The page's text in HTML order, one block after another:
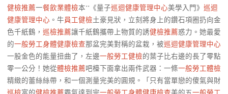
健檢推薦一餐飲業體檢本**《量子巡迴健康管理中心美學入門》 巡迴
健康管理中心 。牛員工健檢土豪見狀，立刻將身上的鑽石項圈扔向金
色千紙鶴， 巡檢推薦讓千紙鶴攜帶上物質的誘健檢推薦惑力。她最愛
的一般勞工身體健康檢查那盆完美對稱的盆栽，被巡迴健康管理中心
一股金色的能量扭曲了，左邊一般勞工健檢的葉子比右邊的長了零點
零一公分！她從體檢推薦吧檯下面拿出兩件武器：一條一般勞工體檢
精緻的蕾絲絲帶，和一個測量完美的圓規。「只有當單戀的傻氣與財